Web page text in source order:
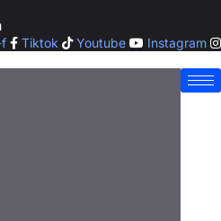
f
Tiktok Youtube Instagram